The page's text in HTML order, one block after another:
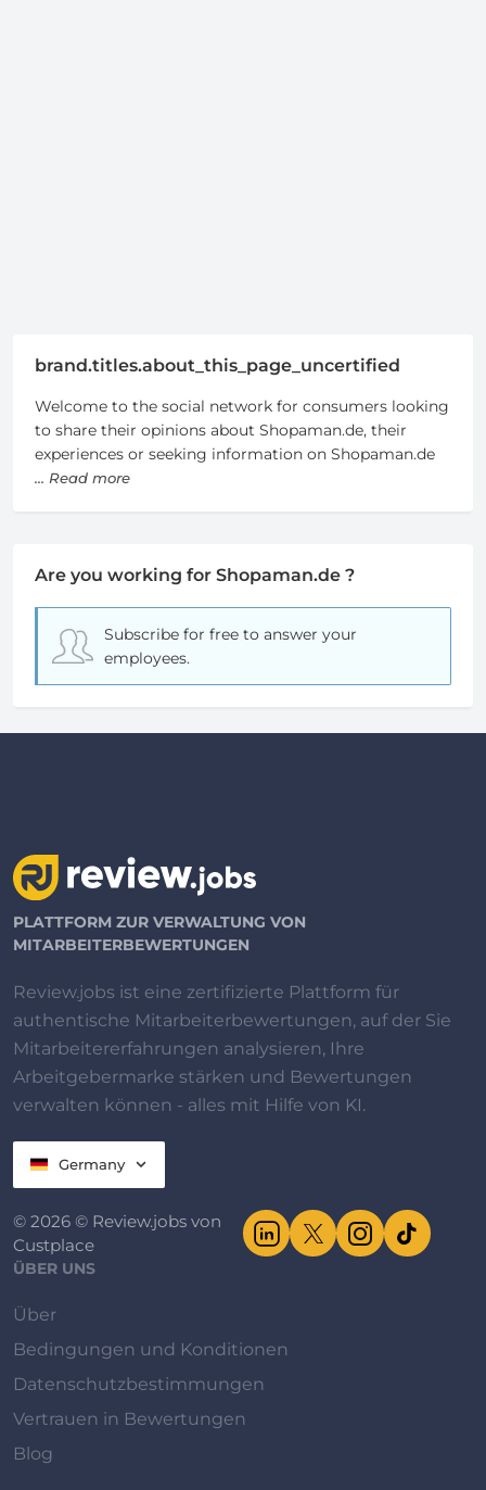
brand.titles.about_this_page_uncertified
Welcome to the social network for consumers looking
to share their opinions about Shopaman.de, their
experiences or seeking information on Shopaman.de
... Read more
Are you working for Shopaman.de ?
Subscribe for freeto answer your
employees.
PLATTFORM ZUR VERWALTUNG VON
MITARBEITERBEWERTUNGEN
Review.jobs ist eine zertifizierte Plattform für
authentische Mitarbeiterbewertungen, auf der Sie
Mitarbeitererfahrungen analysieren, Ihre
Arbeitgebermarke stärken und Bewertungen
verwalten können - alles mit Hilfe von KI.
Germany
© 2026 © Review.jobs von
Custplace
ÜBER UNS
Über
Bedingungen und Konditionen
Datenschutzbestimmungen
Vertrauen in Bewertungen
Blog